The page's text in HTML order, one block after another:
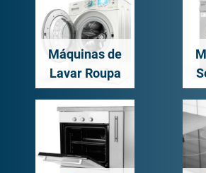
Máquinas de
Lavar Roupa